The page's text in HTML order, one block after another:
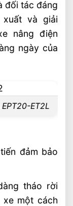
đối tác đáng
và giải
nâng điện
ngày của
ET2L
đảm bảo
tháo rời
một cách